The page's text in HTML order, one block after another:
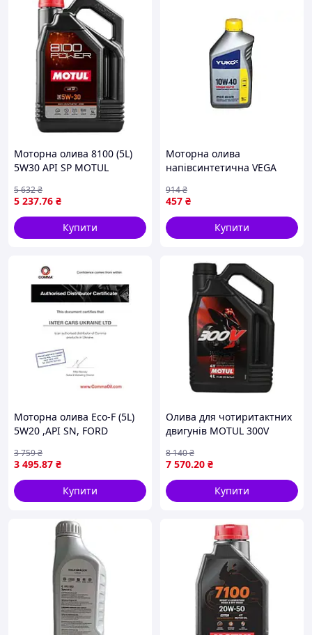
Моторна олива 8100 (5L)
5W30 API SP MOTUL
5 237.76 ₴
5 632₴
Купити
Моторна олива
напівсинтетична VEGA
бензинових і дизельних
двигунів автомобілів і
мікроавтобусів
457 ₴
914₴
Купити
Моторна олива Eco-F (5L)
5W20 ,API SN, FORD
FORD M2C948 B, JAGUAR
03.5004, LAND ROVER
03.5004 COMMA ECOF
3 495.87 ₴
3 759₴
Купити
Олива для чотиритактних
двигунів MOTUL 300V
>JASO MA2 Синтетична
естерове MOTU
7 570.20 ₴
8 140₴
Купити